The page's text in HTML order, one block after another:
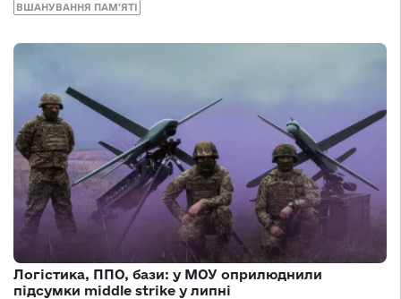
ВШАНУВАННЯ ПАМ'ЯТІ
Логістика, ППО, бази: у МОУ оприлюднили
підсумки middle strike у липні